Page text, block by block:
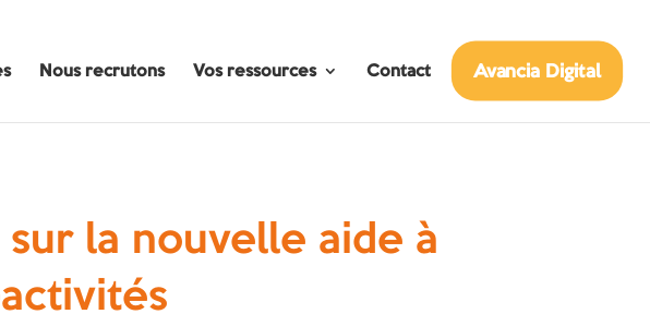
Nous recrutons Vos ressources Contact Avancia Digital
la nouvelle aide à